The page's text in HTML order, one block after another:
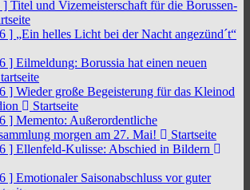
] Titel und Vizemeisterschaft für die Borussen-
] „Ein helles Licht bei der Nacht angezünd´t“
] Eilmeldung: Borussia hat einen neuen
] Wieder große Begeisterung für das Kleinod
Startseite
] Memento: Außerordentliche
morgen am 27. Mai!
Startseite
] Ellenfeld-Kulisse: Abschied in Bildern
] Emotionaler Saisonabschluss vor guter